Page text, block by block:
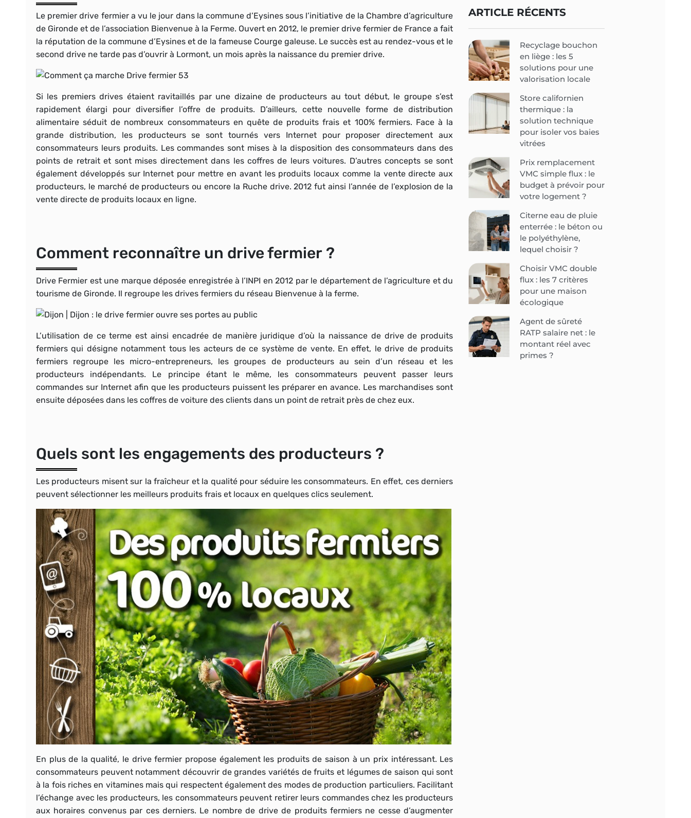
Le premier drive fermier a vu le jour dans la commune d’Eysines sous l’initiative de la Chambre d’agriculture
de Gironde et de l’association Bienvenue à la Ferme. Ouvert en 2012, le premier drive fermier de France a fait
la réputation de la commune d’Eysines et de la fameuse Courge galeuse. Le succès est au rendez-vous et le
second drive ne tarde pas d’ouvrir à Lormont, un mois après la naissance du premier drive.
Si les premiers drives étaient ravitaillés par une dizaine de producteurs au tout début, le groupe s’est
rapidement élargi pour diversifier l’offre de produits. D’ailleurs, cette nouvelle forme de distribution
alimentaire séduit de nombreux consommateurs en quête de produits frais et 100% fermiers. Face à la
grande distribution, les producteurs se sont tournés vers Internet pour proposer directement aux
consommateurs leurs produits. Les commandes sont mises à la disposition des consommateurs dans des
points de retrait et sont mises directement dans les coffres de leurs voitures. D’autres concepts se sont
également développés sur Internet pour mettre en avant les produits locaux comme la vente directe aux
producteurs, le marché de producteurs ou encore la Ruche drive. 2012 fut ainsi l’année de l’explosion de la
vente directe de produits locaux en ligne.
Comment reconnaître un drive fermier ?
Drive Fermier est une marque déposée enregistrée à l’INPI en 2012 par le département de l’agriculture et du
tourisme de Gironde. Il regroupe les drives fermiers du réseau Bienvenue à la ferme.
L’utilisation de ce terme est ainsi encadrée de manière juridique d’où la naissance de drive de produits
fermiers qui désigne notamment tous les acteurs de ce système de vente. En effet, le drive de produits
fermiers regroupe les micro-entrepreneurs, les groupes de producteurs au sein d’un réseau et les
producteurs indépendants. Le principe étant le même, les consommateurs peuvent passer leurs
commandes sur Internet afin que les producteurs puissent les préparer en avance. Les marchandises sont
ensuite déposées dans les coffres de voiture des clients dans un point de retrait près de chez eux.
Quels sont les engagements des producteurs ?
Les producteurs misent sur lafraîcheur et la qualitépour séduire les consommateurs. En effet, ces derniers
peuvent sélectionner les meilleurs produits frais et locaux en quelques clics seulement.
En plus de la qualité, le drive fermier propose également les produits de saison à un prix intéressant. Les
consommateurs peuvent notamment découvrir degrandes variétés de fruits et légumesde saison qui sont
à la fois riches en vitamines mais qui respectent également des modes de production particuliers. Facilitant
l’échange avec les producteurs, les consommateurs peuvent retirer leurs commandes chez les producteurs
aux horaires convenus par ces derniers. Le nombre de drive de produits fermiers ne cesse d’augmenter
ARTICLE RÉCENTS
Recyclage bouchon
en liège : les 5
solutions pour une
valorisation locale
Store californien
thermique : la
solution technique
pour isoler vos baies
vitrées
Prix remplacement
VMC simple flux : le
budget à prévoir pour
votre logement ?
Citerne eau de pluie
enterrée : le béton ou
le polyéthylène,
lequel choisir ?
Choisir VMC double
flux : les 7 critères
pour une maison
écologique
Agent de sûreté
RATP salaire net : le
montant réel avec
primes ?